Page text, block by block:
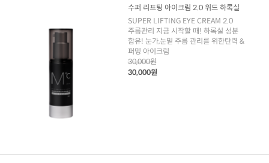
수퍼 리프팅 아이크림 2.0 위드 하록실
SUPER LIFTING EYE CREAM 2.0
주름관리 지금 시작할 때! 하록실 성분
함유! 눈가,눈밑 주름 관리를 위한탄력 &
퍼밍 아이크림
30,000원
30,000원